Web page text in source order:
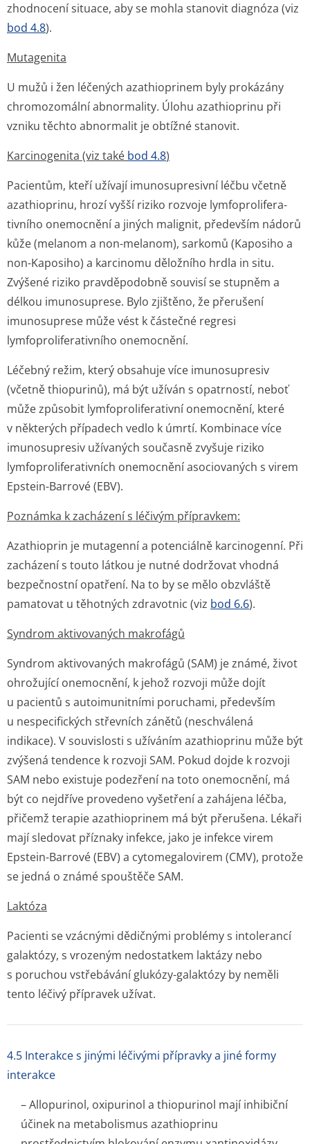
zhodnocení situace, aby se mohla stanovit diagnóza (viz
bod 4.8).
Mutagenita
U mužů i žen léčených azathioprinem byly prokázány
chromozomální abnormality. Úlohu azathioprinu při
vzniku těchto abnormalit je obtížné stanovit.
Karcinogenita (viz také bod 4.8)
Pacientům, kteří užívají imunosupresivní léčbu včetně
azathioprinu, hrozí vyšší riziko rozvoje lymfoprolifera­
tivního onemocnění a jiných malignit, především nádorů
kůže (melanom a non-melanom), sarkomů (Kaposiho a
non-Kaposiho) a karcinomu děložního hrdla in situ.
Zvýšené riziko pravděpodobně souvisí se stupněm a
délkou imunosuprese. Bylo zjištěno, že přerušení
imunosuprese může vést k částečné regresi
lymfoprolifera­tivního onemocnění.
Léčebný režim, který obsahuje více imunosupresiv
(včetně thiopurinů), má být užíván s opatrností, neboť
může způsobit lymfoproliferativní onemocnění, které
v některých případech vedlo k úmrtí. Kombinace více
imunosupresiv užívaných současně zvyšuje riziko
lymfoprolifera­tivních onemocnění asociovaných s virem
Epstein-Barrové (EBV).
Poznámka k zacházení s léčivým přípravkem:
Azathioprin je mutagenní a potenciálně karcinogenní. Při
zacházení s touto látkou je nutné dodržovat vhodná
bezpečnostní opatření. Na to by se mělo obzvláště
pamatovat u těhotných zdravotnic (viz bod 6.6).
Syndrom aktivovaných makrofágů
Syndrom aktivovaných makrofágů (SAM) je známé, život
ohrožující onemocnění, k jehož rozvoji může dojít
u pacientů s autoimunitními poruchami, především
u nespecifických střevních zánětů (neschválená
indikace). V souvislosti s užíváním azathioprinu může být
zvýšená tendence k rozvoji SAM. Pokud dojde k rozvoji
SAM nebo existuje podezření na toto onemocnění, má
být co nejdříve provedeno vyšetření a zahájena léčba,
přičemž terapie azathioprinem má být přerušena. Lékaři
mají sledovat příznaky infekce, jako je infekce virem
Epstein-Barrové (EBV) a cytomegalovirem (CMV), protože
se jedná o známé spouštěče SAM.
Laktóza
Pacienti se vzácnými dědičnými problémy s intolerancí
galaktózy, s vrozeným nedostatkem laktázy nebo
s poruchou vstřebávání glukózy-galaktózy by neměli
tento léčivý přípravek užívat.
4.5 Interakce s jinými léčivými přípravky a jiné formy
interakce
– Allopurinol, oxipurinol a thiopurinol mají inhibiční
účinek na metabolismus azathioprinu